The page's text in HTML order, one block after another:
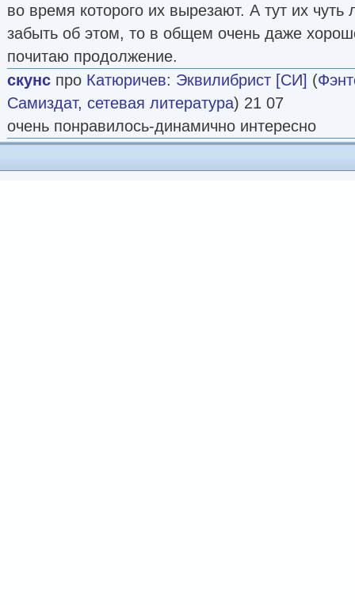
во время которого их вырезают. А тут их
забыть об этом, то в общем очень даже
почитаю продолжение.
скунс про Катюричев: Эквилибрист [СИ] (
Самиздат, сетевая литература) 21 07
очень понравилось-динамично интересно